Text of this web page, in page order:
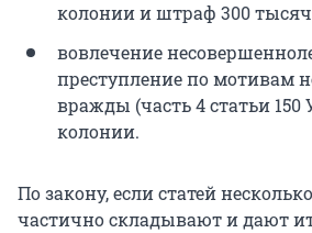
колонии и штраф 300 тысяч
вовлечение
преступление по мотивам
вражды (часть 4 статьи 150
колонии.
По закону, если статей
частично складывают и дают